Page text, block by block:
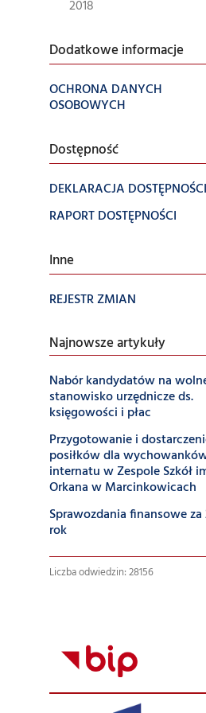
2018
Dodatkowe informacje
OCHRONA DANYCH
OSOBOWYCH
Dostępność
DEKLARACJA DOSTĘPNOŚCI
RAPORT DOSTĘPNOŚCI
Inne
REJESTR ZMIAN
Najnowsze artykuły
Nabór kandydatów na
stanowisko urzędnicze ds.
księgowości i płac
Przygotowanie i
posiłków dla
internatu w Zespole Szkół
Orkana w Marcinkowicach
Sprawozdania finansowe za
rok
Liczba odwiedzin: 28156